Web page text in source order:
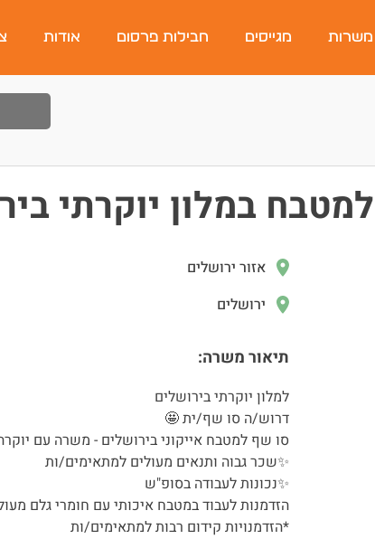
משרות מגייסים חבילות פרסום אודות
במלון יוקרתי
אזור ירושלים
ירושלים
תיאור משרה:
למלון יוקרתי בירושלים
דרוש/ה סו שף/ית 🤩
סו שף למטבח אייקוני בירושלים - משרה עם
✨שכר גבוה ותנאים מעולים למתאימים/ות
✨נכונות לעבודה בסופ"ש
הזדמנות לעבוד במטבח איכותי עם חומרי גלם
*הזדמנויות קידום רבות למתאימים/ות